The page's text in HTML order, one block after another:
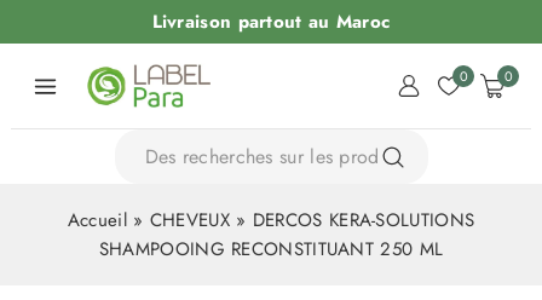
Livraison partout au Maroc
0 0
Accueil» CHEVEUX» DERCOS KERA-SOLUTIONS
SHAMPOOING RECONSTITUANT 250 ML